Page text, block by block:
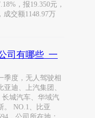
，报19.350元，
成交额1148.97万
司有哪些_一
季度，无人驾驶相
迪、上汽集团、
城汽车、华域汽
。 NO.1、比亚